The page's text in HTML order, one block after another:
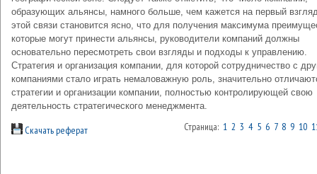
образующих альянсы, намного больше, чем кажется на первый
этой связи становится ясно, что для получения максимума
которые могут принести альянсы, руководители компаний должны
основательно пересмотреть свои взгляды и подходы к управлению.
Стратегия и организация компании, для которой сотрудничество с
компаниями стало играть немаловажную роль, значительно
стратегии и организации компании, полностью контролирующей свою
деятельность стратегического менеджмента.
Скачать реферат Страница: 1 2 3 4 5 6 7 8 9 10